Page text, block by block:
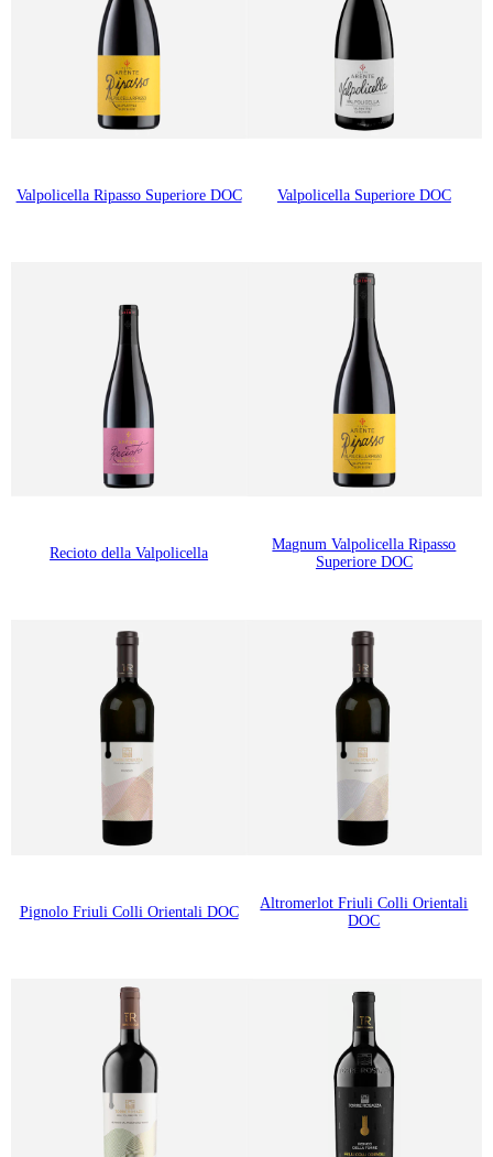
Valpolicella Ripasso Superiore DOC Valpolicella Superiore DOC
Recioto della Valpolicella
Magnum Valpolicella Ripasso
Superiore DOC
Pignolo Friuli Colli Orientali DOC
Altromerlot Friuli Colli Orientali
DOC